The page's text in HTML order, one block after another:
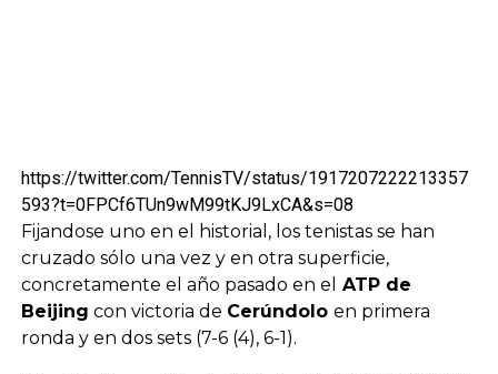
https://twitter.com/TennisTV/status/1917207222213357
593?t=0FPCf6TUn9wM99tKJ9LxCA&s=08
Fijandose uno en el historial, los tenistas se han
cruzado sólo una vez y en otra superficie,
concretamente el año pasado en el ATP de
Beijing con victoria de Cerúndolo en primera
ronda y en dos sets (7-6 (4), 6-1).